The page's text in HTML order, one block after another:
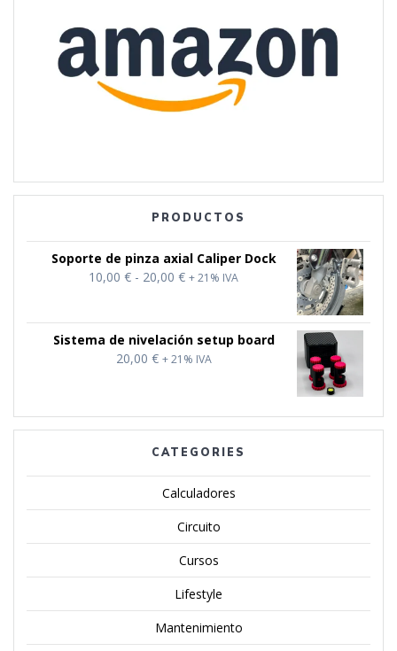
PRODUCTOS
Soporte de pinza axial Caliper Dock
10,00 € - 20,00 €Rango
desde
10,00 €
hasta
+ 21% IVA
Sistema de nivelación setup board
20,00 € + 21% IVA
CATEGORIES
Calculadores
Circuito
Cursos
Lifestyle
Mantenimiento